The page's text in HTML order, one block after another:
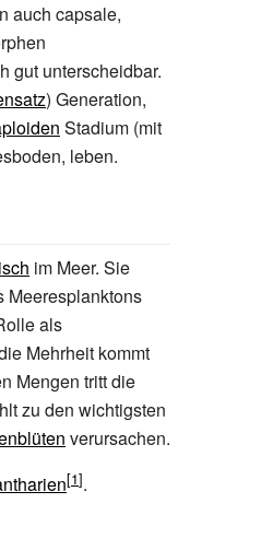
auch capsale,
gut unterscheidbar.
) Generation,
Stadium (mit
leben.
im Meer. Sie
Meeresplanktons
als
Mehrheit kommt
Mengen tritt die
zu den wichtigsten
verursachen.
.